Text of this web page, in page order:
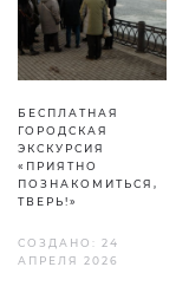
БЕСПЛАТНАЯ
ГОРОДСКАЯ
ЭКСКУРСИЯ
«ПРИЯТНО
ПОЗНАКОМИТЬСЯ,
ТВЕРЬ!»
СОЗДАНО: 24
АПРЕЛЯ 2026